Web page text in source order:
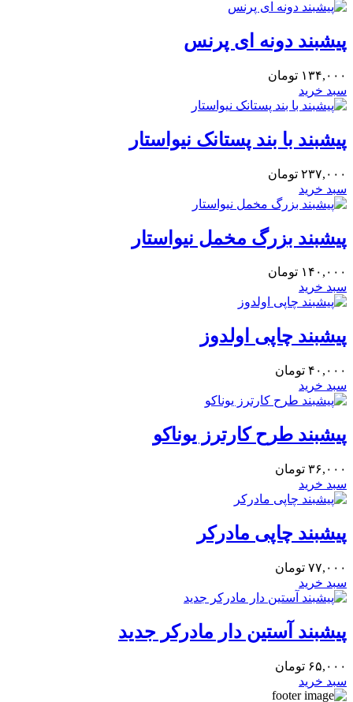
پیشبند دونه ای پرنس
۱۳۴,۰۰۰ تومان
سبد خرید
پیشبند با بند پستانک نیواستار
۲۳۷,۰۰۰ تومان
سبد خرید
پیشبند بزرگ مخمل نیواستار
۱۴۰,۰۰۰ تومان
سبد خرید
پیشبند چاپی اولدوز
۴۰,۰۰۰ تومان
سبد خرید
پیشبند طرح کارترز یوناکو
۳۶,۰۰۰ تومان
سبد خرید
پیشبند چاپی مادرکر
۷۷,۰۰۰ تومان
سبد خرید
پیشبند آستین دار مادرکر جدید
۶۵,۰۰۰ تومان
سبد خرید